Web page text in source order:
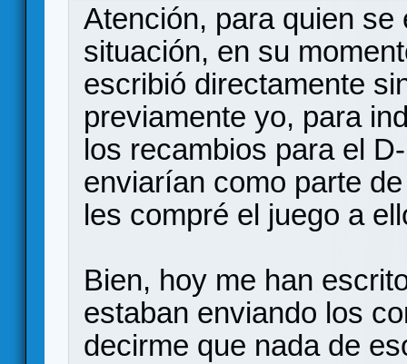
Atención, para quien
situación, en su
escribió directamente
previamente yo, para
los recambios para el
enviarían como parte
les compré el juego a
Bien, hoy me han
estaban enviando los
decirme que nada de